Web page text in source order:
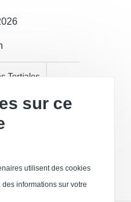
Tertiales
sur ce
utilisent des cookies
informations sur votre